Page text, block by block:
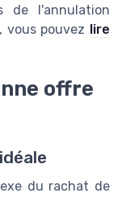
de l'annulation
vous pouvez lire
offre
du rachat de